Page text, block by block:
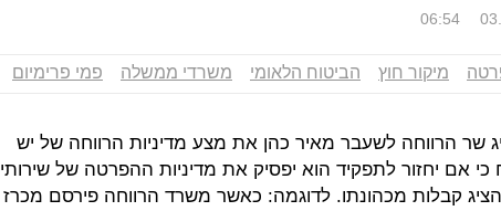
06:54
מיקור חוץ הביטוח הלאומי משרדי ממשלה פמי פרימיום
שר הרווחה לשעבר מאיר כהן את מצע מדיניות הרווחה של יש
אם יחזור לתפקיד הוא יפסיק את מדיניות ההפרטה של שירותי
הציג קבלות מכהונתו. לדוגמה: כאשר משרד הרווחה פירסם מכרז